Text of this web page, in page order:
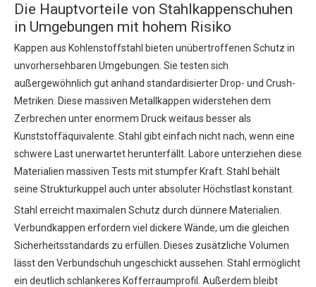
Die Hauptvorteile von Stahlkappenschuhen
in Umgebungen mit hohem Risiko
Kappen aus Kohlenstoffstahl bieten unübertroffenen Schutz in
unvorhersehbaren Umgebungen. Sie testen sich
außergewöhnlich gut anhand standardisierter Drop- und Crush-
Metriken. Diese massiven Metallkappen widerstehen dem
Zerbrechen unter enormem Druck weitaus besser als
Kunststoffäquivalente. Stahl gibt einfach nicht nach, wenn eine
schwere Last unerwartet herunterfällt. Labore unterziehen diese
Materialien massiven Tests mit stumpfer Kraft. Stahl behält
seine Strukturkuppel auch unter absoluter Höchstlast konstant.
Stahl erreicht maximalen Schutz durch dünnere Materialien.
Verbundkappen erfordern viel dickere Wände, um die gleichen
Sicherheitsstandards zu erfüllen. Dieses zusätzliche Volumen
lässt den Verbundschuh ungeschickt aussehen. Stahl ermöglicht
ein deutlich schlankeres Kofferraumprofil. Außerdem bleibt